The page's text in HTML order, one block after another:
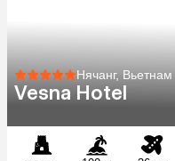
Нячанг, Вьетнам
Vesna Hotel